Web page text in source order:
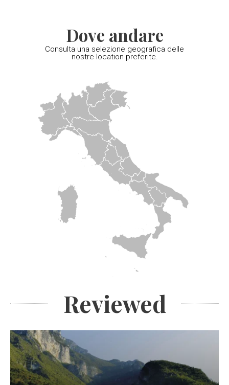
Dove andare
Consulta una selezione geografica delle
nostre location preferite.
Reviewed